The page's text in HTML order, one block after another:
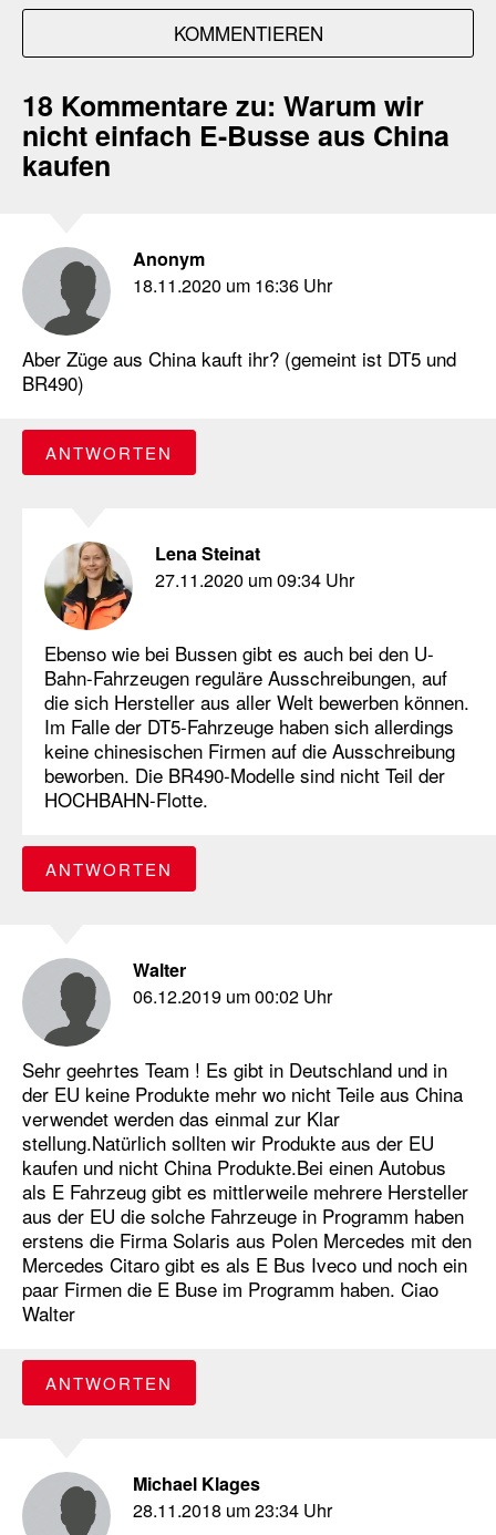
KOMMENTIEREN
18 Kommentare zu: Warum wir
nicht einfach E-Busse aus China
kaufen
Anonym
18.11.2020 um 16:36 Uhr
Aber Züge aus China kauft ihr? (gemeint ist DT5 und
BR490)
ANTWORTEN
Lena Steinat
27.11.2020 um 09:34 Uhr
Ebenso wie bei Bussen gibt es auch bei den U-
Bahn-Fahrzeugen reguläre Ausschreibungen, auf
die sich Hersteller aus aller Welt bewerben können.
Im Falle der DT5-Fahrzeuge haben sich allerdings
keine chinesischen Firmen auf die Ausschreibung
beworben. Die BR490-Modelle sind nicht Teil der
HOCHBAHN-Flotte.
ANTWORTEN
Walter
06.12.2019 um 00:02 Uhr
Sehr geehrtes Team ! Es gibt in Deutschland und in
der EU keine Produkte mehr wo nicht Teile aus China
verwendet werden das einmal zur Klar
stellung.Natürlich sollten wir Produkte aus der EU
kaufen und nicht China Produkte.Bei einen Autobus
als E Fahrzeug gibt es mittlerweile mehrere Hersteller
aus der EU die solche Fahrzeuge in Programm haben
erstens die Firma Solaris aus Polen Mercedes mit den
Mercedes Citaro gibt es als E Bus Iveco und noch ein
paar Firmen die E Buse im Programm haben. Ciao
Walter
ANTWORTEN
Michael Klages
28.11.2018 um 23:34 Uhr